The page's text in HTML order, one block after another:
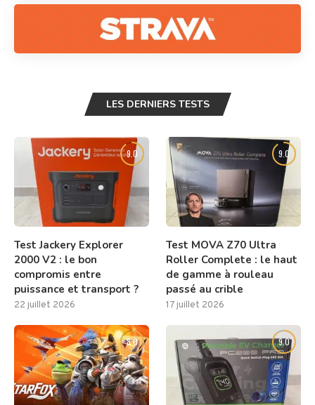
LES DERNIERS TESTS
9.0
Test Jackery Explorer
2000 V2 : le bon
compromis entre
puissance et transport ?
22 juillet 2026
9.0
Test MOVA Z70 Ultra
Roller Complete : le haut
de gamme à rouleau
passé au crible
17 juillet 2026
8.0 9.0